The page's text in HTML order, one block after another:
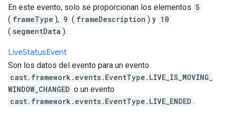
En este evento, solo se proporcionan los elementos 5
( frameType ), 9 ( frameDescription ) y 10
( segmentData ).
LiveStatusEvent
Son los datos del evento para un evento
cast.framework.events.EventType.LIVE_IS_MOVING_
WINDOW_CHANGED o un evento
cast.framework.events.EventType.LIVE_ENDED .